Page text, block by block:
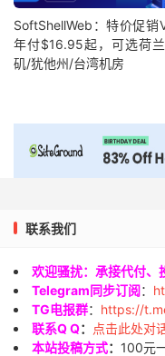
SoftShellWeb：特价促销
年付$16.95起，可选荷
矶/犹他州/台湾机房
联系我们
欢迎骚扰：承接代付、
Telegram同步订阅：
TG电报群： https://
联系Q Q：
点击此处对
本站投稿方式： 100元